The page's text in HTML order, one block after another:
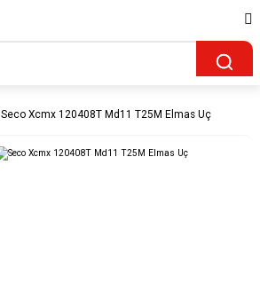
Seco Xcmx 120408T Md11 T25M Elmas Uç